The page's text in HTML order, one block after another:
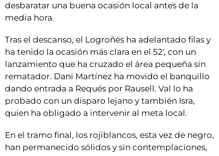
desbaratar una buena ocasión local antes de la
media hora.
Tras el descanso, el Logroñés ha adelantado filas y
ha tenido la ocasión más clara en el 52', con un
lanzamiento que ha cruzado el área pequeña sin
rematador. Dani Martínez ha movido el banquillo
dando entrada a Requés por Rausell. Val lo ha
probado con un disparo lejano y también Isra,
quien ha obligado a intervenir al meta local.
En el tramo final, los rojiblancos, esta vez de negro,
han permanecido sólidos y sin contemplaciones,